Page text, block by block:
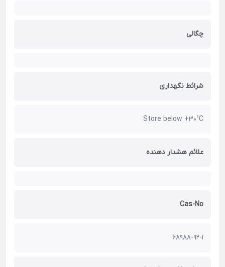
چگالی
شرائط نگهداری
Store below +30°C
علائم هشدار دهنده
Cas-No
68988-92-1